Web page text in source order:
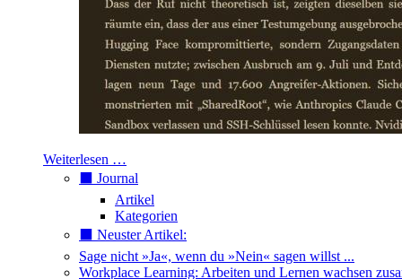
Weiterlesen …
⬛️ Journal
Artikel
Kategorien
⬛️ Neuster Artikel:
Sage nicht »Ja«, wenn du »Nein« sagen willst ...
Workplace Learning: Arbeiten und Lernen wachsen